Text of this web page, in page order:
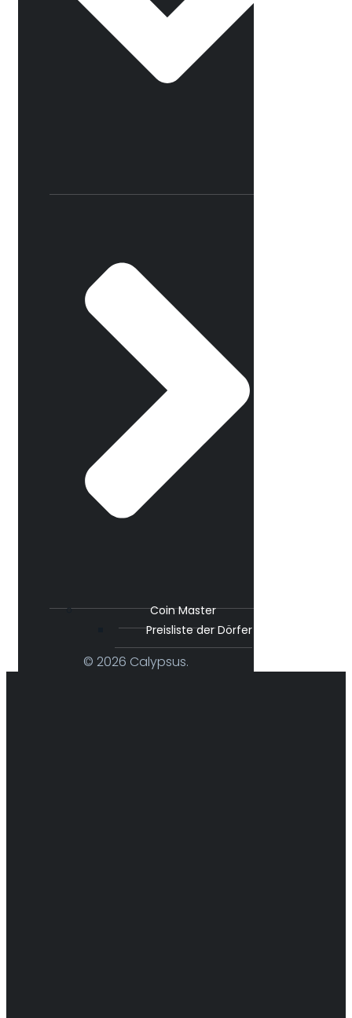
Coin Master
Preisliste der Dörfer
© 2026 Calypsus.